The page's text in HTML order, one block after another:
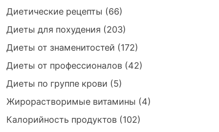
Диетические рецепты (66)
Диеты для похудения (203)
Диеты от знаменитостей (172)
Диеты от профессионалов(42)
Диеты по группе крови (5)
Жирорастворимые витамины (4)
Калорийность продуктов(102)